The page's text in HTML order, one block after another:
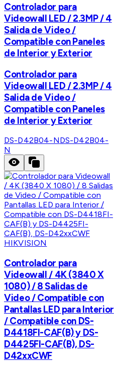
Controlador para
Videowall LED / 2.3MP / 4
Salida de Video /
Compatible con Paneles
de Interior y Exterior
Controlador para
Videowall LED / 2.3MP / 4
Salida de Video /
Compatible con Paneles
de Interior y Exterior
DS-D42B04-NDS-D42B04-
N
HIKVISION
Controlador para
Videowall / 4K (3840 X
1080) / 8 Salidas de
Video / Compatible con
Pantallas LED para Interior
/ Compatible con DS-
D4418FI-CAF(B) y DS-
D4425FI-CAF(B), DS-
D42xxCWF